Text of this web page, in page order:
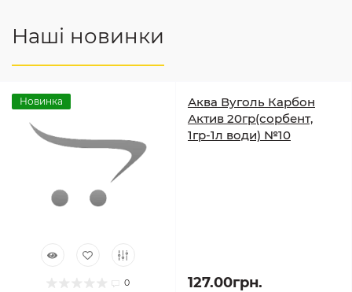
Наші новинки
Новинка
0
Аква Вуголь Карбон
Актив 20гр(сорбент,
1гр-1л води) №10
127.00грн.